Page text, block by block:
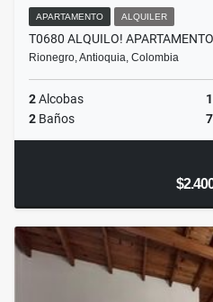
APARTAMENTO ALQUILER
T0680 ALQUILO!
Rionegro, Antioquia, Colombia
2Alcobas 1
2 Baños